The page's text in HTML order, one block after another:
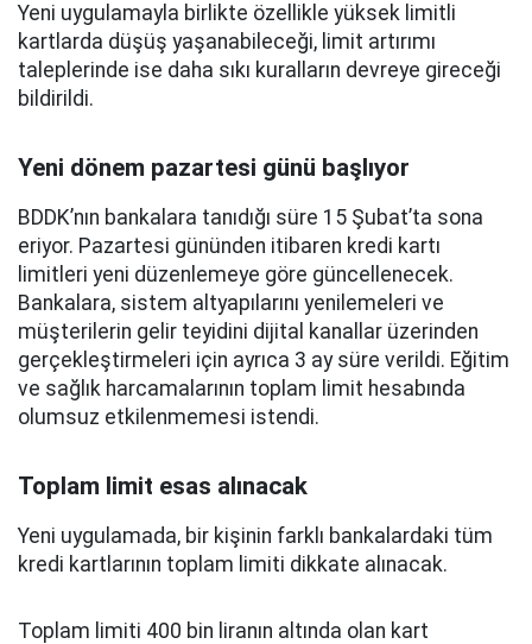
Yeni uygulamayla birlikte özellikle yüksek limitli
kartlarda düşüş yaşanabileceği, limit artırımı
taleplerinde ise daha sıkı kuralların devreye gireceği
bildirildi.
Yeni dönem pazartesi günü başlıyor
BDDK’nın bankalara tanıdığı süre 15 Şubat’ta sona
eriyor. Pazartesi gününden itibaren kredi kartı
limitleri yeni düzenlemeye göre güncellenecek.
Bankalara, sistem altyapılarını yenilemeleri ve
müşterilerin gelir teyidini dijital kanallar üzerinden
gerçekleştirmeleri için ayrıca 3 ay süre verildi. Eğitim
ve sağlık harcamalarının toplam limit hesabında
olumsuz etkilenmemesi istendi.
Toplam limit esas alınacak
Yeni uygulamada, bir kişinin farklı bankalardaki tüm
kredi kartlarının toplam limiti dikkate alınacak.
Toplam limiti 400 bin liranın altında olan kart